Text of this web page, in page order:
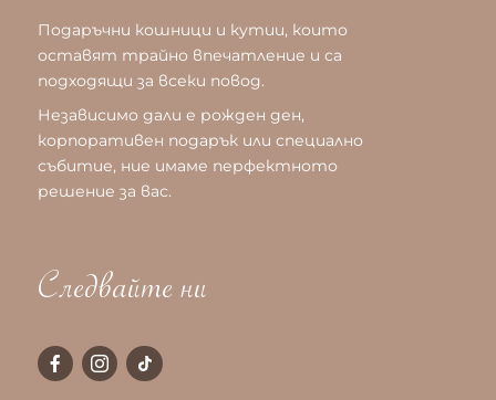
Подаръчни кошници и кутии, които
оставят трайно впечатление и са
подходящи за всеки повод.
Независимо дали е рожден ден,
корпоративен подарък или специално
събитие, ние имаме перфектното
решение за вас.
Следвайте ни